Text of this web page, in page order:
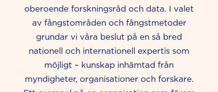
oberoende forskningsråd och data. I valet
av fångstområden och fångstmetoder
grundar vi våra beslut på en så bred
nationell och internationell expertis som
möjligt – kunskap inhämtad från
myndigheter, organisationer och forskare.